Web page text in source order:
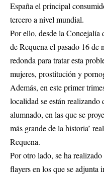
España el principal
tercero a nivel mundial.
Por ello, desde la
de Requena el pasado 16 de
redonda para tratar esta
mujeres, prostitución y
Además, en este primer
localidad se están realizando
alumnado, en las que se
más grande de la historia’
Requena.
Por otro lado, se ha
flayers en los que se adjunta